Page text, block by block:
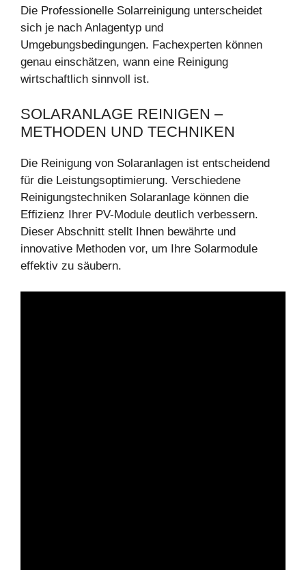
Die Professionelle Solarreinigung unterscheidet
sich je nach Anlagentyp und
Umgebungsbedingungen. Fachexperten können
genau einschätzen, wann eine Reinigung
wirtschaftlich sinnvoll ist.
SOLARANLAGE REINIGEN –
METHODEN UND TECHNIKEN
Die Reinigung von Solaranlagen ist entscheidend
für die Leistungsoptimierung. Verschiedene
Reinigungstechniken Solaranlage können die
Effizienz Ihrer PV-Module deutlich verbessern.
Dieser Abschnitt stellt Ihnen bewährte und
innovative Methoden vor, um Ihre Solarmodule
effektiv zu säubern.